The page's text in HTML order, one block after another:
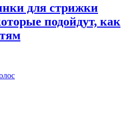
для стрижки
подойдут, как